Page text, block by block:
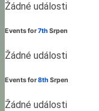
Žádné události
Events for7th Srpen
Žádné události
Events for8th Srpen
Žádné události